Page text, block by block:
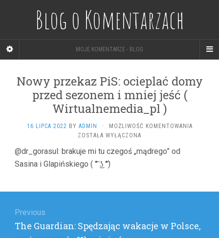
Blog o Komentarzach
MOJE KOMENTARZE - BLOG
Nowy przekaz PiS: ocieplać domy
przed sezonem i mniej jeść (
Wirtualnemedia_pl )
16 LIPCA 2022 BY ADMIN · MOŻLIWOŚĆ KOMENTOWANIANOWY
I
ZOSTAŁA WYŁĄCZONA
@dr_gorasul: brakuje mi tu czegoś „mądrego” od
Sasina i Glapińskiego ( ͡° ͜ʖ ͡°)
wpisu
Previous
Previous
The Guardian: Spędzając wakacje w Polsce,